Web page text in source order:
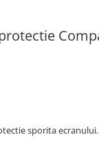
sporita